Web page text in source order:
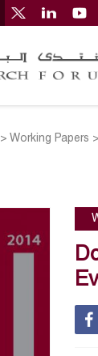
>Working Papers >